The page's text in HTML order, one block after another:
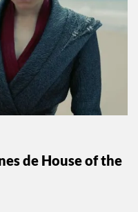
de House of the